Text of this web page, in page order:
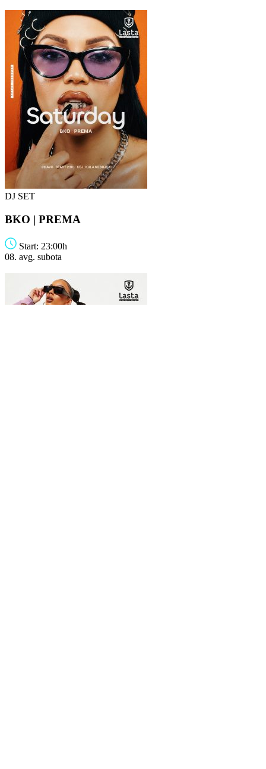
DJ SET
BKO | PREMA
Start: 23:00h
08. avg. subota